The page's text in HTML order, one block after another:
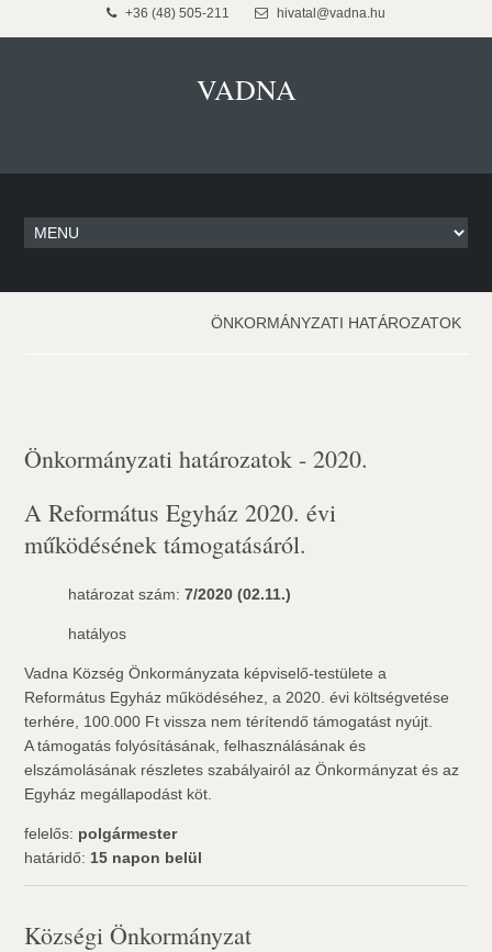
+36 (48) 505-211 hivatal@vadna.hu
VADNA
ÖNKORMÁNYZATI HATÁROZATOK
Önkormányzati határozatok - 2020.
A Református Egyház 2020. évi
működésének támogatásáról.
határozat szám:7/2020 (02.11.)
hatályos
Vadna Község Önkormányzata képviselő-testülete a
Református Egyház működéséhez, a 2020. évi költségvetése
terhére, 100.000 Ft vissza nem térítendő támogatást nyújt.
A támogatás folyósításának, felhasználásának és
elszámolásának részletes szabályairól az Önkormányzat és az
Egyház megállapodást köt.
felelős: polgármester
határidő: 15 napon belül
Községi Önkormányzat